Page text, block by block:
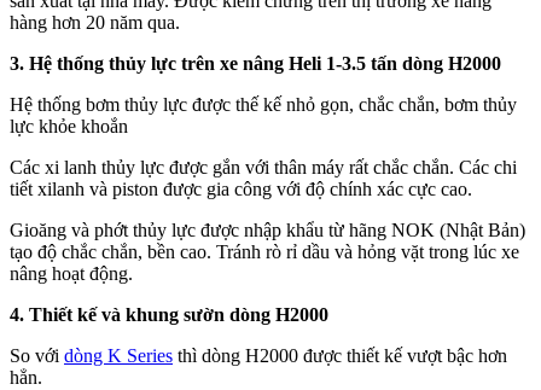
hàng hơn 20 năm qua.
3. Hệ thống thủy lực trên xe nâng Heli 1-3.5 tấn dòng H2000
Hệ thống bơm thủy lực được thế kế nhỏ gọn, chắc chắn, bơm thủy
lực khỏe khoắn
Các xi lanh thủy lực được gắn với thân máy rất chắc chắn. Các chi
tiết xilanh và piston được gia công với độ chính xác cực cao.
Gioăng và phớt thủy lực được nhập khẩu từ hãng NOK (Nhật Bản)
tạo độ chắc chắn, bền cao. Tránh rò rỉ dầu và hỏng vặt trong lúc xe
nâng hoạt động.
4. Thiết kế và khung sườn dòng H2000
So với dòng K Series thì dòng H2000 được thiết kế vượt bậc hơn
hẳn.